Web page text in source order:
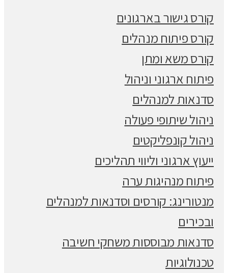
קורס גישור בארגונים
קורס פיתוח מנהלים
קורס משא ומתן
פיתוח ארגוני וניהול
סדנאות למנהלים
ניהול שיתופי פעולה
ניהול קונפליקטים
ייעוץ ארגוני וליווי תהליכים
פיתוח מנהיגות ערה
מנטורינג: קורסים וסדנאות למנהלים
ובכירים
סדנאות מבוססות משחקי חשיבה
טכנולוגיות